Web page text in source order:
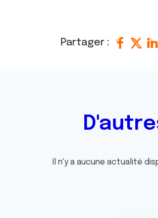
Partager :
Il n'y a aucune actualité